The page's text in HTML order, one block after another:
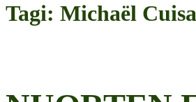
Tagi: Michaël